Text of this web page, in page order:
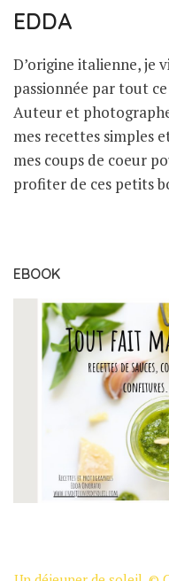
EDDA
D’origine italienne, je
passionnée par tout
Auteur et
mes recettes simples
mes coups de coeur
profiter de ces petits
EBOOK